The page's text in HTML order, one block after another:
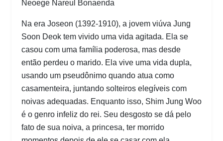
Neoege Nareul Bonaenda
Na era Joseon (1392-1910), a jovem viúva Jung
Soon Deok tem vivido uma vida agitada. Ela se
casou com uma família poderosa, mas desde
então perdeu o marido. Ela vive uma vida dupla,
usando um pseudônimo quando atua como
casamenteira, juntando solteiros elegíveis com
noivas adequadas. Enquanto isso, Shim Jung Woo
é o genro infeliz do rei. Seu desgosto se dá pelo
fato de sua noiva, a princesa, ter morrido